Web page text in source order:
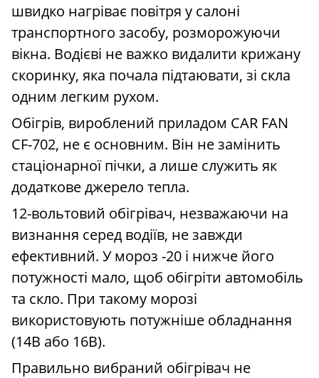
швидко нагріває повітря у салоні
транспортного засобу, розморожуючи
вікна. Водієві не важко видалити крижану
скоринку, яка почала підтаювати, зі скла
одним легким рухом.
Обігрів, вироблений приладом CAR FAN
CF-702, не є основним. Він не замінить
стаціонарної пічки, а лише служить як
додаткове джерело тепла.
12-вольтовий обігрівач, незважаючи на
визнання серед водіїв, не завжди
ефективний. У мороз -20 і нижче його
потужності мало, щоб обігріти автомобіль
та скло. При такому морозі
використовують потужніше обладнання
(14В або 16В).
Правильно вибраний обігрівач не